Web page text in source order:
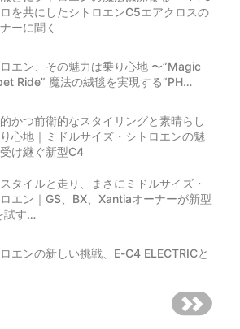
を共にしたシトロエンC5エアクロスの
ーに聞く
エン、その魅力は乗り心地 〜”Magic
Ride” 魔法の絨毯を実現する”PH…
かつ前衛的なスタイリングと素晴らし
心地｜ミドルサイズ・シトロエンの魅
け継ぐ新型C4
タイルと走り、まさにミドルサイズ・
エン｜GS、BX、Xantiaオーナーが新型
試す…
エンの新しい挑戦、E-C4 ELECTRICと